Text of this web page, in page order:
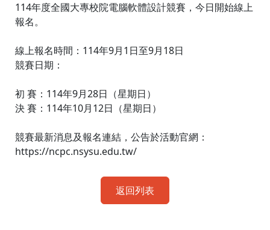
114年度全國大專校院電腦軟體設計競賽，今日開始線上
報名。
線上報名時間：114年9月1日至9月18日
競賽日期：
初 賽：114年9月28日（星期日）
決 賽：114年10月12日（星期日）
競賽最新消息及報名連結，公告於活動官網：
https://ncpc.nsysu.edu.tw/
返回列表